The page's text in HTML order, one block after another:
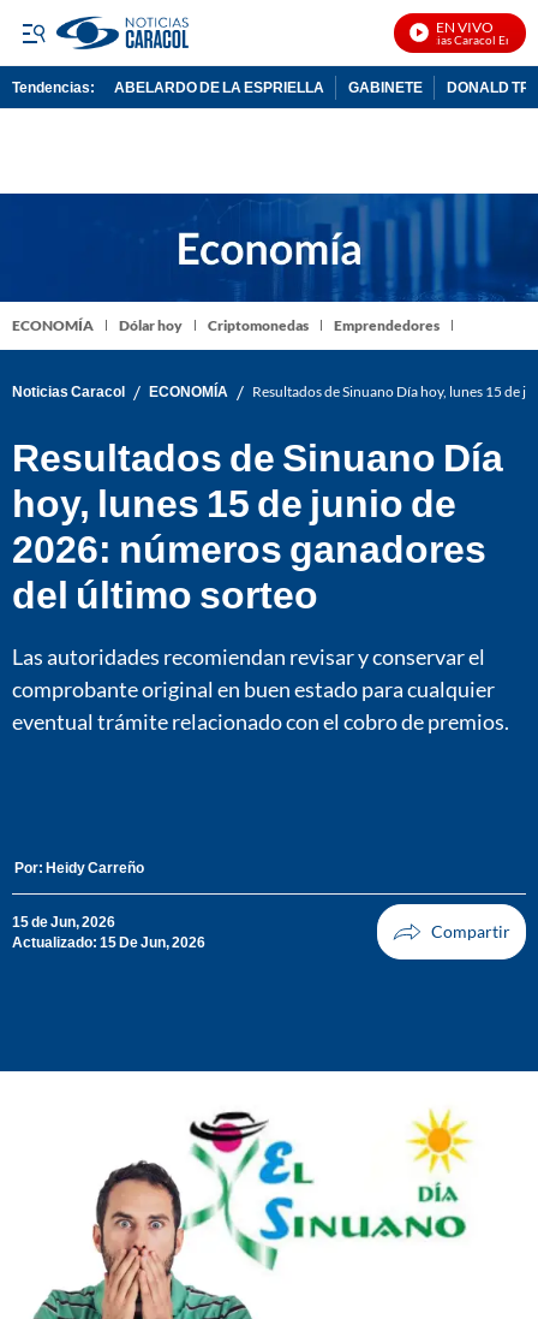
EN VIVO
Noticias Caracol En Vivo
Tendencias: ABELARDO DE LA ESPRIELLA GABINETE DONALD
ECONOMÍA Dólar hoy Criptomonedas Emprendedores
Noticias Caracol / ECONOMÍA / Resultados de Sinuano Día hoy, lunes 15 de
Resultados de Sinuano Día
hoy, lunes 15 de junio de
2026: números ganadores
del último sorteo
Las autoridades recomiendan revisar y conservar el
comprobante original en buen estado para cualquier
eventual trámite relacionado con el cobro de premios.
Por: Heidy Carreño
15 de Jun, 2026
Actualizado: 15 De Jun, 2026